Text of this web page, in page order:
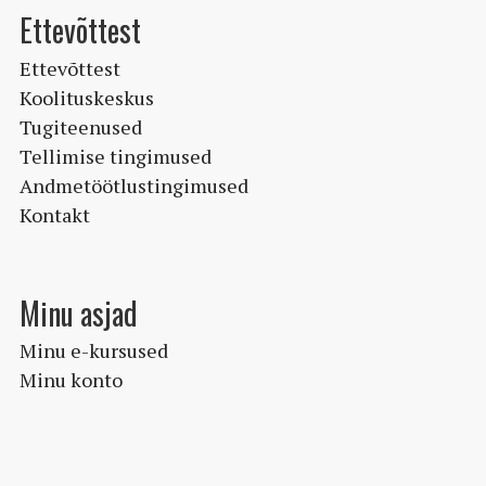
Ettevõttest
Ettevõttest
Koolituskeskus
Tugiteenused
Tellimise tingimused
Andmetöötlustingimused
Kontakt
Minu asjad
Minu e-kursused
Minu konto